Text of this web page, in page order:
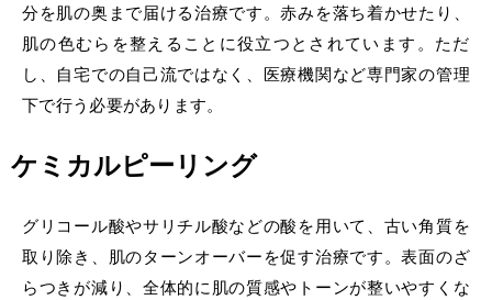
分を肌の奥まで届ける治療です。赤みを落ち着かせたり、
肌の色むらを整えることに役立つとされています。ただ
し、自宅での自己流ではなく、医療機関など専門家の管理
下で行う必要があります。
ケミカルピーリング
グリコール酸やサリチル酸などの酸を用いて、古い角質を
取り除き、肌のターンオーバーを促す治療です。表面のざ
らつきが減り、全体的に肌の質感やトーンが整いやすくな